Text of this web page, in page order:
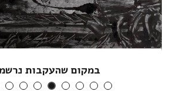
עשר שנים של בדידות